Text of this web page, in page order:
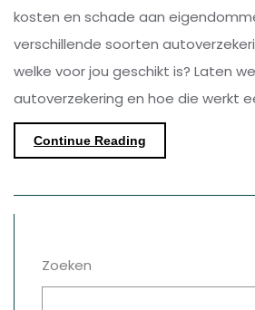
kosten en schade aan
verschillende soorten
welke voor jou geschikt is? Laten
autoverzekering en hoe die werkt
Continue Reading
Zoeken